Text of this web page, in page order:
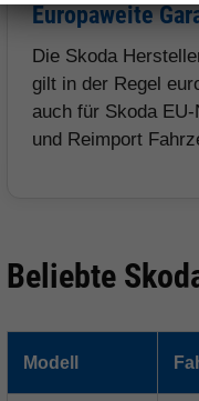
Europaweite
Die Skoda
gilt in der Regel
auch für Skoda EU-
und Reimport
Beliebte
Modell